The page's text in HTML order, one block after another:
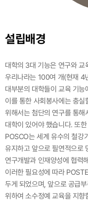
설립배경
대학의 3대 기능은 연구와 교
우리나라는 100여 개(현재 4
대부분의 대학들이 교육 기
이를 통한 사회봉사에는 충
위해서는 첨단의 연구를 통
대학이 있어야 했습니다. 또
POSCO는 세계 유수의 철강
유지하고 앞으로 필연적으로
연구개발과 인재양성에 협력
이러한 필요성에 따라
두게 되었으며, 앞으로 공급
위하여소수정예 교육을 지향